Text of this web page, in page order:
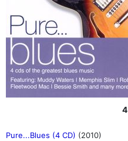
Pure...Blues (4 CD) (2010)